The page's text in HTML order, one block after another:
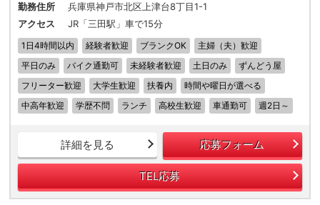
勤務住所
兵庫県神戸市北区上津台8丁目1-1
アクセス
JR「三田駅」車で15分
1日4時間以内 経験者歓迎 ブランクOK
主婦（夫）歓迎
平日のみ
バイク通勤可 未経験者歓迎 土日のみ
ずんどう屋
フリーター歓迎
大学生歓迎 扶養内
時間や曜日が選べる
中高年歓迎
学歴不問 ランチ 高校生歓迎 車通勤可 週2日～
詳細を見る 応募フォーム
TEL応募